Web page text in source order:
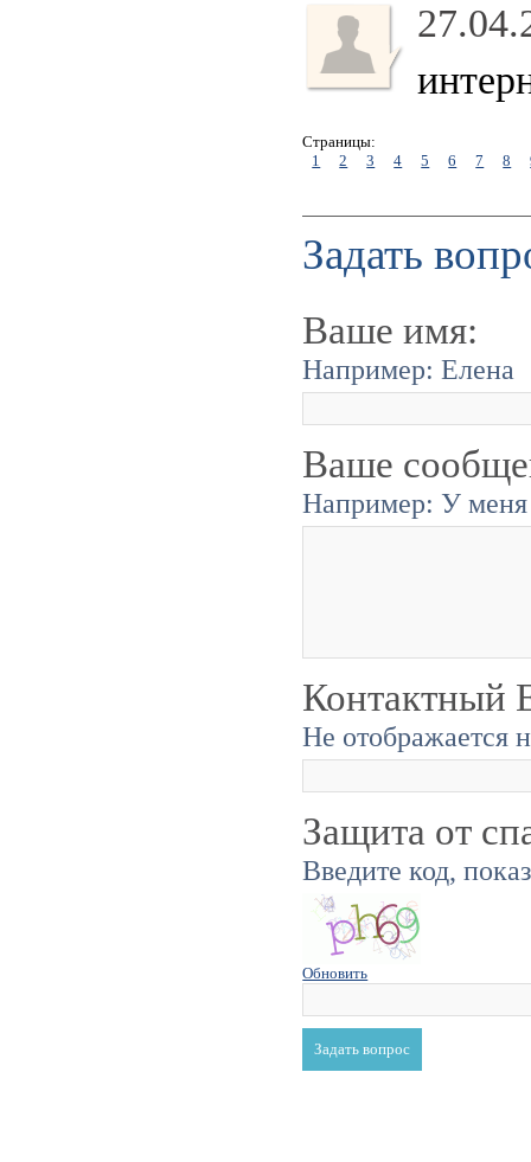
Страницы:
1
2 3 4 5 6 7 8
Задать
Ваше имя:
Например: Елена
Ваше
Например: У меня
Контактный
Не отображается
Защита от
Введите код,
Обновить